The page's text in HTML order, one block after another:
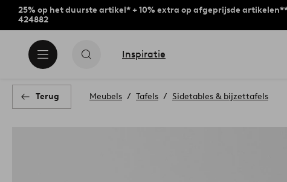
25% op het duurste artikel* + 10% extra op afgeprijsde
424882
Inspiratie
Terug Meubels Tafels Sidetables & bijzettafels